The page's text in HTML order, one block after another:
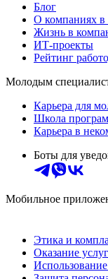
Блог
О компаниях в
Жизнь в
ИТ-проекты
Рейтинг
Молодым
Карьера для
Школа
Карьера в
Боты для
Мобильное
Этика и
Оказание услуг